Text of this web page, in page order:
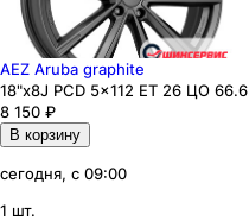
AEZ Aruba graphite
18"x8J PCD 5x112 ЕТ 26 ЦО 66.6
8 150 ₽
В корзину
сегодня, с 09:00
1 шт.